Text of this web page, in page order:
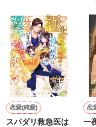
た上、同居まで提案
鷹哉『宜しくな、俺
雛子『俺の……ひぃ
シゴデキで冷徹な上
て……🐥💓🦅
※表紙も作中使用の
恋愛(純愛)
スパダリ救急医は
恋
一